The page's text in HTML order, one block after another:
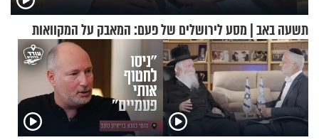
תשעה באב | מסע לירושלים של פעם: המאבק על המקוואות